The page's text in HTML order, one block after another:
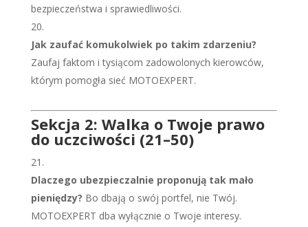
bezpieczeństwa i sprawiedliwości.
Jak zaufać komukolwiek po takim zdarzeniu?
Zaufaj faktom i tysiącom zadowolonych kierowców,
którym pomogła sieć MOTOEXPERT.
Sekcja 2: Walka o Twoje prawo
do uczciwości (21–50)
Dlaczego ubezpieczalnie proponują tak mało
pieniędzy? Bo dbają o swój portfel, nie Twój.
MOTOEXPERT dba wyłącznie o Twoje interesy.